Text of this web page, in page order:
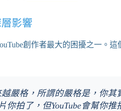
影響
創作者最大的困擾之一。
越嚴格，所謂的嚴格是，你
你拍了，但YouTube會幫你